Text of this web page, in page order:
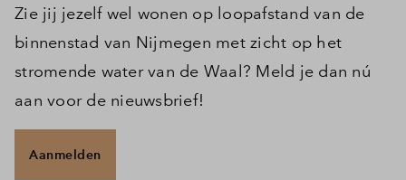
Zie jij jezelf wel wonen op loopafstand van de
binnenstad van Nijmegen met zicht op het
stromende water van de Waal? Meld je dan nú
aan voor de nieuwsbrief!
Aanmelden